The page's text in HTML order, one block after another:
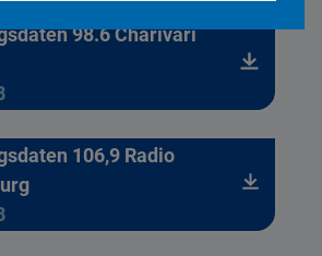
98.6 Charivari
106,9 Radio